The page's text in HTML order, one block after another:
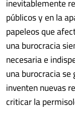
públicos y en la
papeleos que
una burocracia
necesaria e
una burocracia
inventen nuevas
criticar la